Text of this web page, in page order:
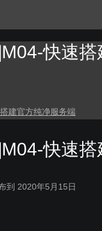
快速
建官方纯净服务端
快速
到 2020年5月15日